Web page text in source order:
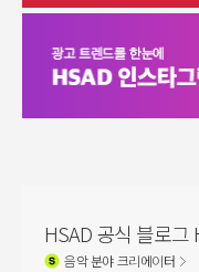
HSAD 공식 블로그
음악분야 크리에이터